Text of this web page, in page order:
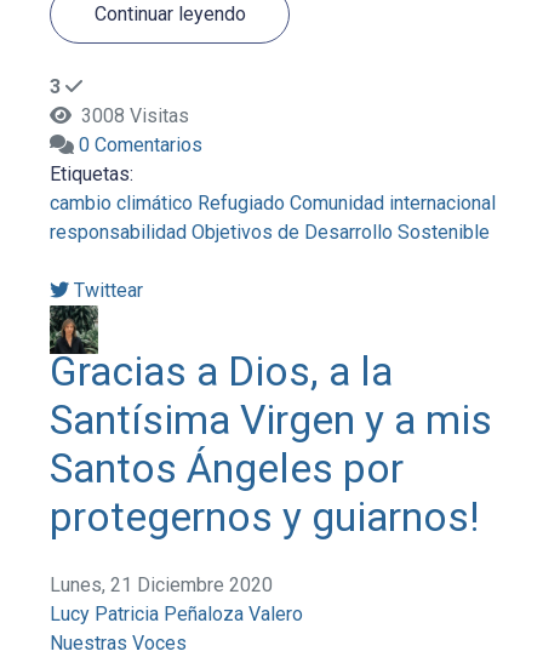
Continuar leyendo
3
3008 Visitas
0 Comentarios
Etiquetas:
cambio climático Refugiado Comunidad internacional
responsabilidad Objetivos de Desarrollo Sostenible
Twittear
Gracias a Dios, a la
Santísima Virgen y a mis
Santos Ángeles por
protegernos y guiarnos!
Lunes, 21 Diciembre 2020
Lucy Patricia Peñaloza Valero
Nuestras Voces